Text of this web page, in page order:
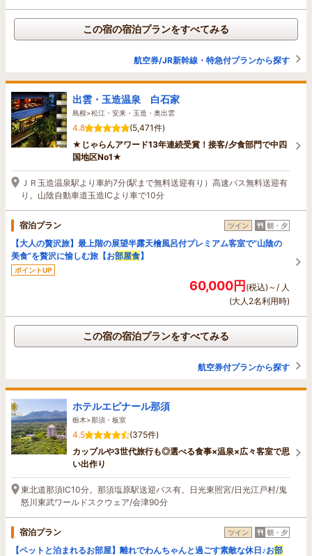
この宿の宿泊プランをすべてみる
航空券/JR新幹線・特急付プランから探す
出雲・玉造温泉 白石家
島根>松江・安来・玉造・奥出雲
4.8
(5,471件)
★じゃらんアワード13年連続受賞！接客/夕食部門で中四
国地区No1★
ＪＲ玉造温泉駅より車約7分(駅まで無料送迎有り）高速バス無料送迎有
り。山陰自動車道玉造ICより車で10分
宿泊プラン ツイン 朝・夕
【大人の贅沢旅】最上階の展望半露天檜風呂付プレミアム客室で”山陰の
美食”を贅沢に愉しむ旅【お部屋食】
ポイントUP
60,000円(税込)～/ 人
(大人2名利用時)
この宿の宿泊プランをすべてみる
航空券付プランから探す
ホテルエピナール那須
栃木>那須・板室
4.5
(375件)
カップルや3世代旅行も◎選べる食事×温泉×広々客室で思
い出作り
東北道那須IC10分。那須塩原駅送迎バス有。日光東照宮/日光江戸村/鬼
怒川東武ワールドスクウェア/会津90分
宿泊プラン ツイン 朝・夕
【ペットと泊まれるお部屋】離れでわんちゃんと過ごす素敵な休日♪お部